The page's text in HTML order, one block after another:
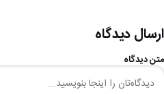
ارسال دیدگاه
متن دیدگاه